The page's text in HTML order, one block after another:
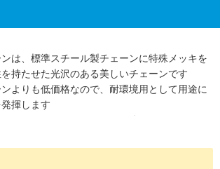
ンは、標準スチール製チェーンに特殊メッキを
持たせた光沢のある美しいチェーンです
ンよりも低価格なので、耐環境用として用途に
揮します
ステンレスチェーンよりも強いです
はほとんどのローラチェーン、ニバイピッチ
チェーンにも適用可能です